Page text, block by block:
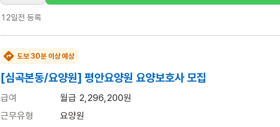
12일전 등록
도보 30분 이상 예상
[심곡본동/요양원] 평안요양원 요양보호사 모집
급여
월급 2,296,200원
근무유형
요양원